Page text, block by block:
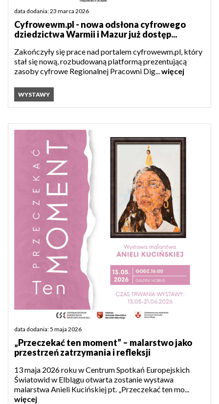
data dodania: 23 marca 2026
Cyfrowewm.pl - nowa odsłona cyfrowego
dziedzictwa Warmii i Mazur już dostęp...
Zakończyły się prace nad portalem cyfrowewm.pl, który
stał się nową, rozbudowaną platformą prezentującą
zasoby cyfrowe Regionalnej Pracowni Dig...więcej
WYSTAWY
data dodania: 5 maja 2026
„Przeczekać ten moment” – malarstwo jako
przestrzeń zatrzymania i refleksji
13 maja 2026 roku w Centrum Spotkań Europejskich
Światowid w Elblągu otwarta zostanie wystawa
malarstwa Anieli Kucińskiej pt. „Przeczekać ten mo...
więcej